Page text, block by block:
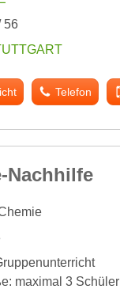
56
Telefon
Nachhilfe
maximal 3 Schüler